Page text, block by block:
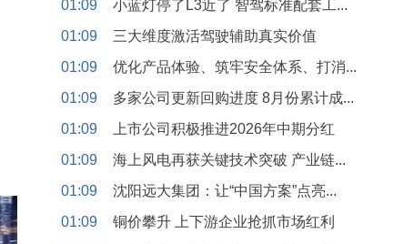
01:09
小蓝灯停了L3近了 智驾标准配套工...
01:09
三大维度激活驾驶辅助真实价值
01:09
优化产品体验、筑牢安全体系、打消...
01:09
多家公司更新回购进度 8月份累计成...
01:09
上市公司积极推进2026年中期分红
01:09
海上风电再获关键技术突破 产业链...
01:09
沈阳远大集团：让“中国方案”点亮...
01:09
铜价攀升 上下游企业抢抓市场红利